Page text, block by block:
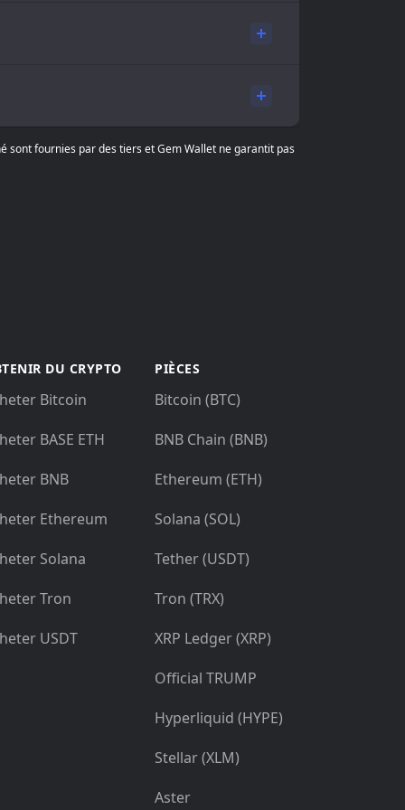
sont fournies par des tiers et Gem Wallet ne garantit pas
DU CRYPTO
Bitcoin
BASE ETH
BNB
Ethereum
Solana
Tron
USDT
PIÈCES
Bitcoin (BTC)
BNB Chain (BNB)
Ethereum (ETH)
Solana (SOL)
Tether (USDT)
Tron (TRX)
XRP Ledger (XRP)
Official TRUMP
Hyperliquid (HYPE)
Stellar (XLM)
Aster